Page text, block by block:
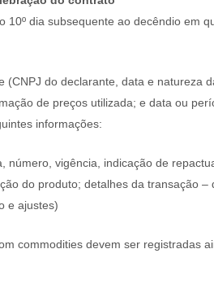
10º dia subsequente ao decêndio em
do declarante, data e natureza
de preços utilizada; e data ou
informações:
vigência, indicação de
do produto; detalhes da transação
e ajustes)
commodities devem ser registradas